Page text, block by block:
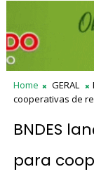
Home GERAL
cooperativas de
BNDES
para